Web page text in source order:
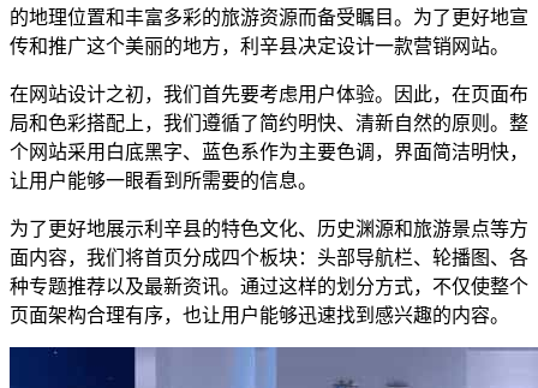
的地理位置和丰富多彩的旅游资源而备受瞩目。为了更好地宣
传和推广这个美丽的地方，利辛县决定设计一款营销网站。
在网站设计之初，我们首先要考虑用户体验。因此，在页面布
局和色彩搭配上，我们遵循了简约明快、清新自然的原则。整
个网站采用白底黑字、蓝色系作为主要色调，界面简洁明快，
让用户能够一眼看到所需要的信息。
为了更好地展示利辛县的特色文化、历史渊源和旅游景点等方
面内容，我们将首页分成四个板块：头部导航栏、轮播图、各
种专题推荐以及最新资讯。通过这样的划分方式，不仅使整个
页面架构合理有序，也让用户能够迅速找到感兴趣的内容。